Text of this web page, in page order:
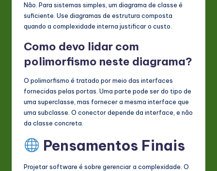
Não. Para sistemas simples, um diagrama de classe é
suficiente. Use diagramas de estrutura composta
quando a complexidade interna justificar o custo.
Como devo lidar com
polimorfismo neste diagrama?
O polimorfismo é tratado por meio das interfaces
fornecidas pelas portas. Uma parte pode ser do tipo de
uma superclasse, mas fornecer a mesma interface que
uma subclasse. O conector depende da interface, e não
da classe concreta.
Pensamentos Finais
Projetar software é sobre gerenciar a complexidade. O